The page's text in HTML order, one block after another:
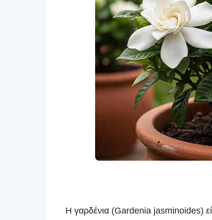
Η γαρδένια (Gardenia jasminoides)